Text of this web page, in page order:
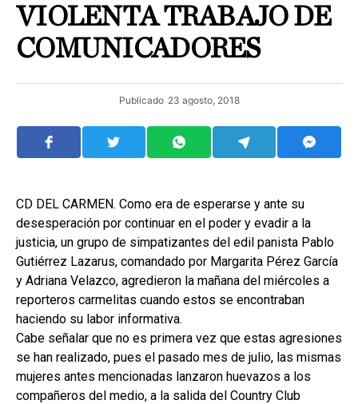
VIOLENTA TRABAJO DE
COMUNICADORES
Publicado 23 agosto, 2018
CD DEL CARMEN. Como era de esperarse y ante su
desesperación por continuar en el poder y evadir a la
justicia, un grupo de simpatizantes del edil panista Pablo
Gutiérrez Lazarus, comandado por Margarita Pérez García
y Adriana Velazco, agredieron la mañana del miércoles a
reporteros carmelitas cuando estos se encontraban
haciendo su labor informativa.
Cabe señalar que no es primera vez que estas agresiones
se han realizado, pues el pasado mes de julio, las mismas
mujeres antes mencionadas lanzaron huevazos a los
compañeros del medio, a la salida del Country Club